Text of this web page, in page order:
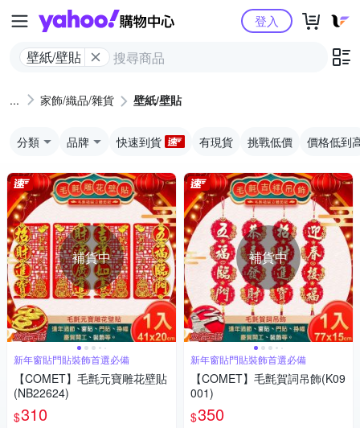
Yahoo購物中心
壁紙/壁貼
登入
家飾/織品/雜貨 壁紙/壁貼
分類 品牌 快速到貨 有現貨 挑戰低價 價格低到
補貨中
新年窗貼門貼裝飾首選必備
【COMET】毛氈元寶雕花壁貼
(NB22624)
$310
補貨中
新年窗貼門貼裝飾首選必備
【COMET】毛氈賀詞吊飾(K09
001)
$350